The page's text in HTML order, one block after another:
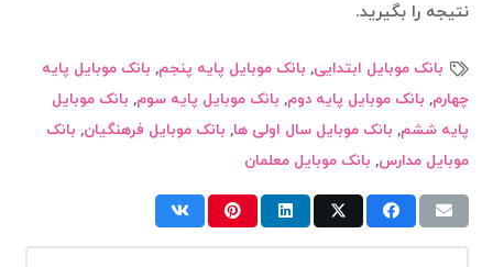
نتیجه را بگیرید.
بانک موبایل ابتدایی, بانک موبایل پایه پنجم, بانک موبایل پایه
چهارم, بانک موبایل پایه دوم, بانک موبایل پایه سوم, بانک موبایل
پایه ششم, بانک موبایل سال اولی ها, بانک موبایل فرهنگیان, بانک
موبایل مدارس, بانک موبایل معلمان